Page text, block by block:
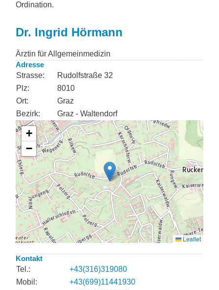
Ordination.
Dr. Ingrid Hörmann
Ärztin für Allgemeinmedizin
Adresse
Strasse:
Rudolfstraße 32
Plz:
8010
Ort:
Graz
Bezirk:
Graz - Waltendorf
Kontakt
Tel.:
+43(316)319080
Mobil:
+43(699)11441930